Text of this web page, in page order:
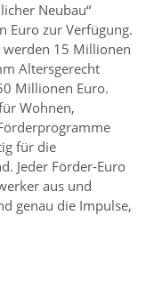
Neubau“
Euro zur Verfügung.
werden 15 Millionen
Altersgerecht
Millionen Euro.
Wohnen,
für die
Jeder Förder-Euro
aus und
genau die Impulse,